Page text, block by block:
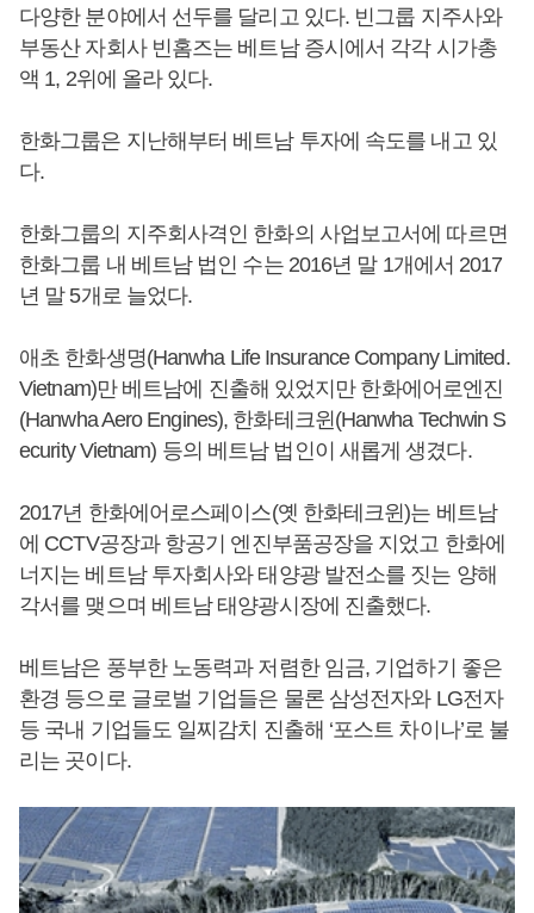
다양한 분야에서 선두를 달리고 있다. 빈그룹 지주사와
부동산 자회사 빈홈즈는 베트남 증시에서 각각 시가총
액 1, 2위에 올라 있다.
한화그룹은 지난해부터 베트남 투자에 속도를 내고 있
다.
한화그룹의 지주회사격인 한화의 사업보고서에 따르면
한화그룹 내 베트남 법인 수는 2016년 말 1개에서 2017
년 말 5개로 늘었다.
애초 한화생명(Hanwha Life Insurance Company Limited.
Vietnam)만 베트남에 진출해 있었지만 한화에어로엔진
(Hanwha Aero Engines), 한화테크윈(Hanwha Techwin S
ecurity Vietnam) 등의 베트남 법인이 새롭게 생겼다.
2017년 한화에어로스페이스(옛 한화테크윈)는 베트남
에 CCTV공장과 항공기 엔진부품공장을 지었고 한화에
너지는 베트남 투자회사와 태양광 발전소를 짓는 양해
각서를 맺으며 베트남 태양광시장에 진출했다.
베트남은 풍부한 노동력과 저렴한 임금, 기업하기 좋은
환경 등으로 글로벌 기업들은 물론 삼성전자와 LG전자
등 국내 기업들도 일찌감치 진출해 ‘포스트 차이나’로 불
리는 곳이다.